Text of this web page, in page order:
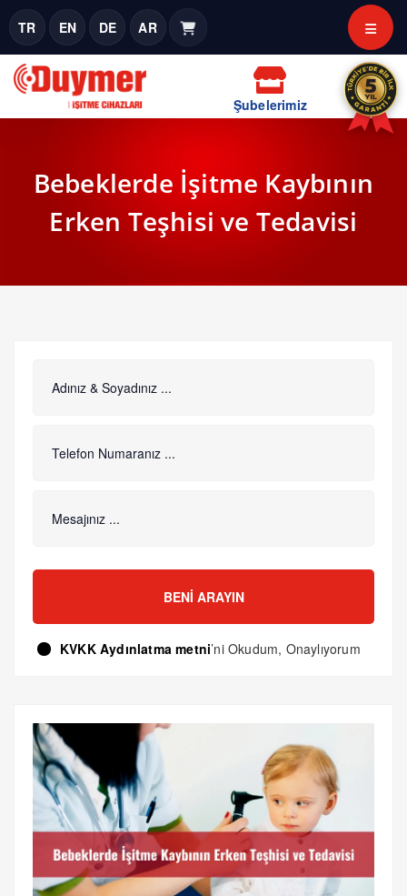
TR EN DE AR
Şubelerimiz
Bebeklerde İşitme Kaybının
Erken Teşhisi ve Tedavisi
BENI ARAYIN
KVKK Aydınlatma metni’ni Okudum, Onaylıyorum